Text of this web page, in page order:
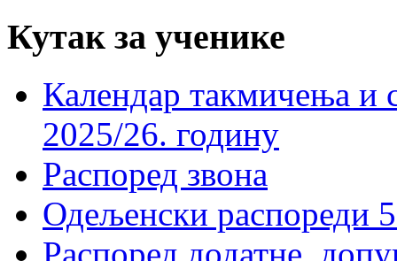
Кутак за ученике
Календар такмичења
2025/26. годину
Распоред звона
Одељенски распореди
Распоред додатне,